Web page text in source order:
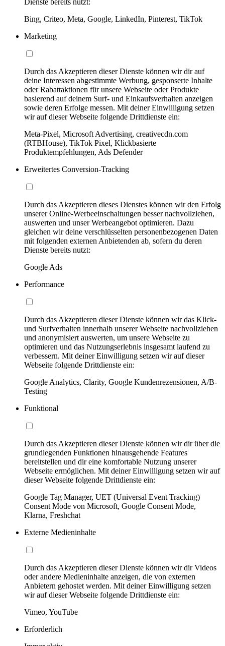
Bing, Criteo, Meta, Google, LinkedIn, Pinterest, TikTok
Marketing
Durch das Akzeptieren dieser Dienste können wir dir auf
deine Interessen abgestimmte Werbung, gesponserte Inhalte
oder Rabattaktionen für unsere Webseite oder Produkte
basierend auf deinem Surf- und Einkaufsverhalten anzeigen
sowie deren Erfolge messen. Mit deiner Einwilligung setzen
wir auf dieser Webseite folgende Drittdienste ein:
Meta-Pixel, Microsoft Advertising, creativecdn.com
(RTBHouse), TikTok Pixel, Klickbasierte
Produktempfehlungen, Ads Defender
Erweitertes Conversion-Tracking
Durch das Akzeptieren dieses Dienstes können wir den Erfolg
unserer Online-Werbeeinschaltungen besser nachvollziehen,
auswerten und unser Werbeangebot optimieren. Dazu
gleichen wir deine verschlüsselten personenbezogenen Daten
mit folgenden externen Anbietenden ab, sofern du deren
Dienste bereits nutzt:
Google Ads
Performance
Durch das Akzeptieren dieser Dienste können wir das Klick-
und Surfverhalten innerhalb unserer Webseite nachvollziehen
und anonymisiert auswerten, um unsere Webseite zu
optimieren und das Nutzungserlebnis insgesamt laufend zu
verbessern. Mit deiner Einwilligung setzen wir auf dieser
Webseite folgende Drittdienste ein:
Google Analytics, Clarity, Google Kundenrezensionen, A/B-
Testing
Funktional
Durch das Akzeptieren dieser Dienste können wir dir über die
grundlegenden Funktionen hinausgehende Features
bereitstellen und dir eine komfortable Nutzung unserer
Webseite ermöglichen. Mit deiner Einwilligung setzen wir auf
dieser Webseite folgende Drittdienste ein:
Google Tag Manager, UET (Universal Event Tracking)
Consent Mode von Microsoft, Google Consent Mode,
Klarna, Freshchat
Externe Medieninhalte
Durch das Akzeptieren dieser Dienste können wir dir Videos
oder andere Medieninhalte anzeigen, die von externen
Anbietern gehostet werden. Mit deiner Einwilligung setzen
wir auf dieser Webseite folgende Drittdienste ein:
Vimeo, YouTube
Erforderlich